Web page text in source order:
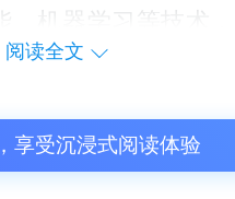
”（Defense One）
告，不断吁请国会
阅读全文
享受沉浸式阅读体验